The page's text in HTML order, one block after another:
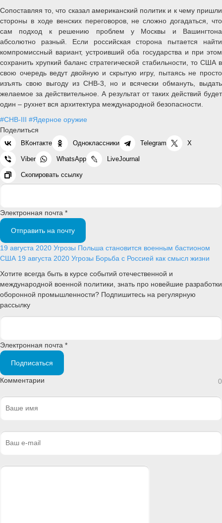
Сопоставляя то, что сказал американский политик и к чему пришли
стороны в ходе венских переговоров, не сложно догадаться, что
сам подход к решению проблем у Москвы и Вашингтона
абсолютно разный. Если российская сторона пытается найти
компромиссный вариант, устроивший оба государства и при этом
сохранить хрупкий баланс стратегической стабильности, то США в
свою очередь ведут двойную и скрытую игру, пытаясь не просто
изъять свою выгоду из СНВ-3, но и всячески обмануть, выдать
желаемое за действительное. А результат от таких действий будет
один – рухнет вся архитектура международной безопасности.
#СНВ-III #Ядерное оружие
Поделиться
ВКонтакте Одноклассники Telegram X
Viber WhatsApp LiveJournal
Скопировать ссылку
Электронная почта *
Отправить на почту
19 августа 2020 Угрозы Польша становится военным бастионом
США 19 августа 2020 Угрозы Борьба с Россией как смысл жизни
Хотите всегда быть в курсе событий отечественной и
международной военной политики, знать про новейшие разработки
оборонной промышленности? Подпишитесь на регулярную
рассылку
Электронная почта *
Подписаться
Комментарии 0